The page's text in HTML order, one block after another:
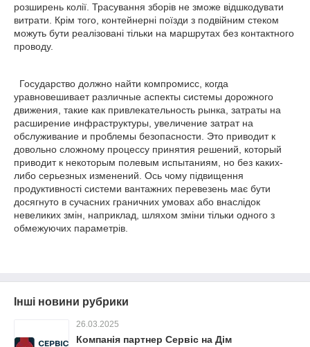
розширень колії. Трасування зборів не зможе відшкодувати
витрати. Крім того, контейнерні поїзди з подвійним стеком
можуть бути реалізовані тільки на маршрутах без контактного
проводу.
Государство должно найти компромисс, когда
уравновешивает различные аспекты системы дорожного
движения, такие как привлекательность рынка, затраты на
расширение инфраструктуры, увеличение затрат на
обслуживание и проблемы безопасности. Это приводит к
довольно сложному процессу принятия решений, который
приводит к некоторым полевым испытаниям, но без каких-
либо серьезных изменений. Ось чому підвищення
продуктивності системи вантажних перевезень має бути
досягнуто в сучасних граничних умовах або внаслідок
невеликих змін, наприклад, шляхом зміни тільки одного з
обмежуючих параметрів.
Інші новини рубрики
26.03.2025
Компанія партнер Сервіс на Дім